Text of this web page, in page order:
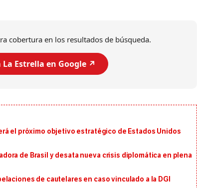
cobertura en los resultados de búsqueda.
La Estrella en Google ↗️
el próximo objetivo estratégico de Estados Unidos
de Brasil y desata nueva crisis diplomática en plena
de cautelares en caso vinculado a la DGI
Un fuerte terremoto de magnitud
7,1 se registró este martes 28 de